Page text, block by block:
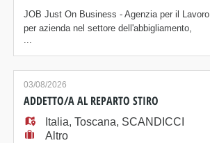
JOB Just On Business - Agenzia per il
per azienda nel settore dell'abbigliamento,
un/a Addetto/a al Magazzino. Posizione Il
sarà inserito nel team di magazzino e si
particolare di: - Eseguire il picking degli
magazzino campionario in modo accurato e
tempestivo - Imballare gli articoli in co
...
03/08/2026
ADDETTO/A AL REPARTO STIRO
Italia, Toscana, SCANDICCI
Altro